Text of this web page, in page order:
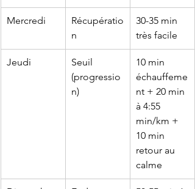
Mercredi
Récupératio
n
30-35 min
très facile
Jeudi
Seuil
(progressio
n)
10 min
échauffeme
nt + 20 min
à 4:55
min/km +
10 min
retour au
calme